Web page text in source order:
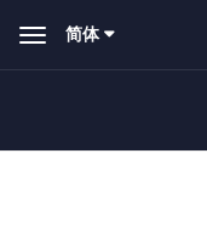
Toggle简体